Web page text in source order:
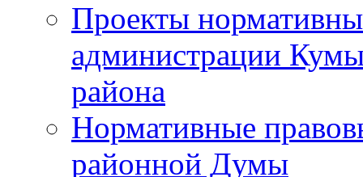
Проекты
администрации
района
Нормативные
районной Думы